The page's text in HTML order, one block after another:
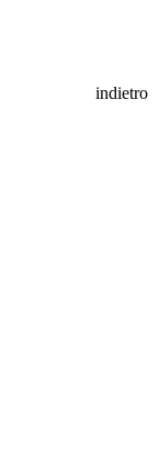
indietro